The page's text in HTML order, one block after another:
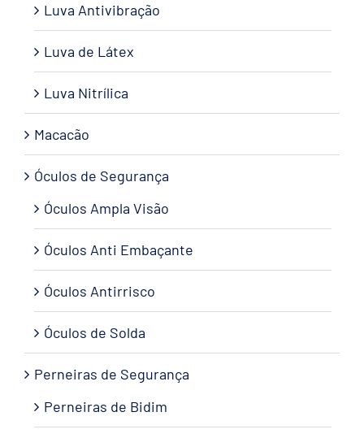
Luva Antivibração
Luva de Látex
Luva Nitrílica
Macacão
Óculos de Segurança
Óculos Ampla Visão
Óculos Anti Embaçante
Óculos Antirrisco
Óculos de Solda
Perneiras de Segurança
Perneiras de Bidim